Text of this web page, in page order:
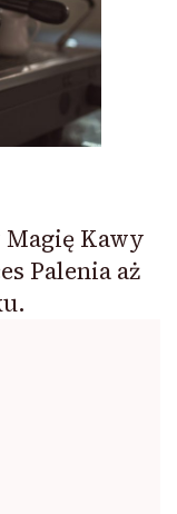
Kawy
Palenia aż